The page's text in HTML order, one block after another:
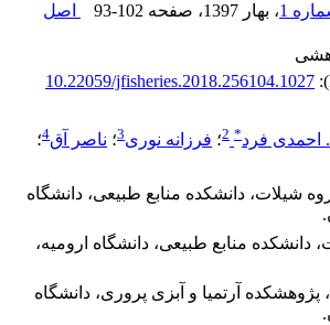
، بهار 1397 ، صفحه 93-102
اصل
10.22059/jfisheries.2018.256104.1027
احمدی فرد*
2؛ فرزانه نوری3؛ ناصر آق4؛
شیلات، دانشکده منابع طبیعی، دانشگاه
دانشکده منابع طبیعی، دانشگاه ارومیه،
پژوهشکده آرتمیا و آبزی پروری، دانشگاه